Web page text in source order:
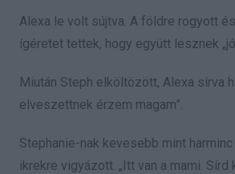
Alexa le volt sújtva. A földre rogyott
ígéretet tettek, hogy együtt lesznek
Miután Steph elköltözött, Alexa sírva
elveszettnek érzem magam”.
Stephanie-nak kevesebb mint
ikrekre vigyázott. „Itt van a mami. Sírd